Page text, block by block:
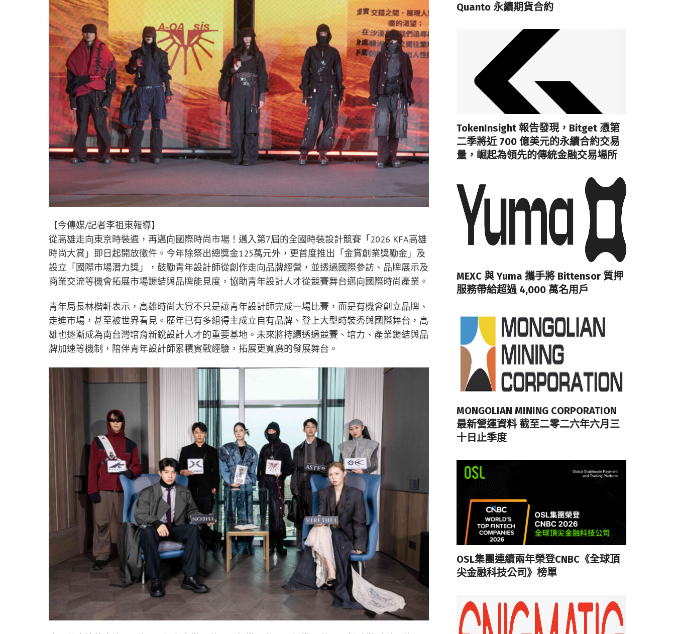
【今傳媒/記者李祖東報導】
從高雄走向東京時裝週，再邁向國際時尚市場！邁入第7屆的全國時裝設計競賽「2026 KFA高雄
時尚大賞」即日起開放徵件。今年除祭出總獎金125萬元外，更首度推出「金賞創業獎勵金」及
設立「國際市場潛力獎」，鼓勵青年設計師從創作走向品牌經營，並透過國際參訪、品牌展示及
商業交流等機會拓展市場鏈結與品牌能見度，協助青年設計人才從競賽舞台邁向國際時尚產業。
青年局長林楷軒表示，高雄時尚大賞不只是讓青年設計師完成一場比賽，而是有機會創立品牌、
走進市場，甚至被世界看見。歷年已有多組得主成立自有品牌、登上大型時裝秀與國際舞台，高
雄也逐漸成為南台灣培育新銳設計人才的重要基地。未來將持續透過競賽、培力、產業鏈結與品
牌加速等機制，陪伴青年設計師累積實戰經驗，拓展更寬廣的發展舞台。
Quanto 永續期貨合約
TokenInsight 報告發現，Bitget 憑第
二季將近 700 億美元的永續合約交易
量，崛起為領先的傳統金融交易場所
MEXC 與 Yuma 攜手將 Bittensor 質押
服務帶給超過 4,000 萬名用戶
MONGOLIAN MINING CORPORATION
最新營運資料 截至二零二六年六月三
十日止季度
OSL集團連續兩年榮登CNBC《全球頂
尖金融科技公司》榜單